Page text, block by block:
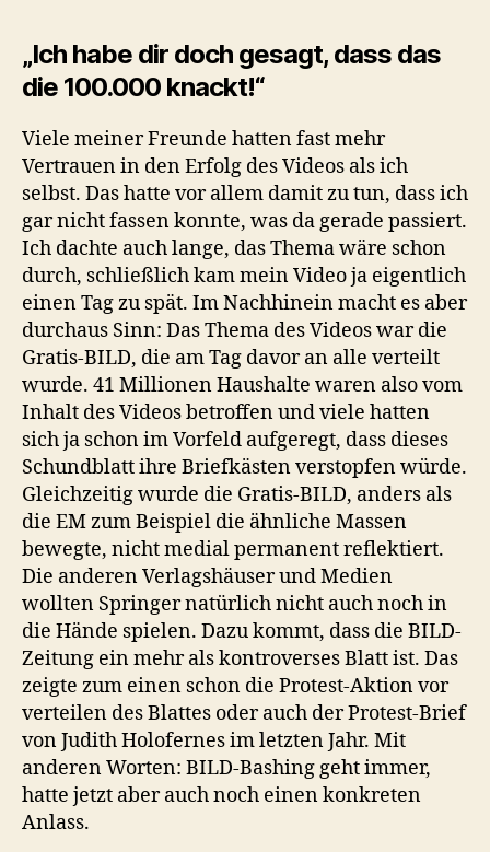
„Ich habe dir doch gesagt, dass das
die 100.000 knackt!“
Viele meiner Freunde hatten fast mehr
Vertrauen in den Erfolg des Videos als ich
selbst. Das hatte vor allem damit zu tun, dass ich
gar nicht fassen konnte, was da gerade passiert.
Ich dachte auch lange, das Thema wäre schon
durch, schließlich kam mein Video ja eigentlich
einen Tag zu spät. Im Nachhinein macht es aber
durchaus Sinn: Das Thema des Videos war die
Gratis-BILD, die am Tag davor an alle verteilt
wurde. 41 Millionen Haushalte waren also vom
Inhalt des Videos betroffen und viele hatten
sich ja schon im Vorfeld aufgeregt, dass dieses
Schundblatt ihre Briefkästen verstopfen würde.
Gleichzeitig wurde die Gratis-BILD, anders als
die EM zum Beispiel die ähnliche Massen
bewegte, nicht medial permanent reflektiert.
Die anderen Verlagshäuser und Medien
wollten Springer natürlich nicht auch noch in
die Hände spielen. Dazu kommt, dass die BILD-
Zeitung ein mehr als kontroverses Blatt ist. Das
zeigte zum einen schon die Protest-Aktion vor
verteilen des Blattes oder auch der Protest-Brief
von Judith Holofernes im letzten Jahr. Mit
anderen Worten: BILD-Bashing geht immer,
hatte jetzt aber auch noch einen konkreten
Anlass.